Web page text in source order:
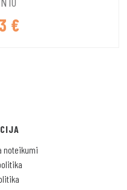
€
noteikumi